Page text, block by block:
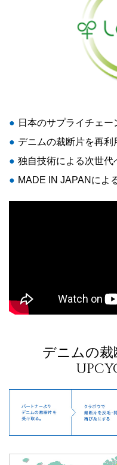
● 日本のサプライチェ
● デニムの裁断片を再
● 独自技術による次世代
● MADE IN JAPANによ
デニムの裁